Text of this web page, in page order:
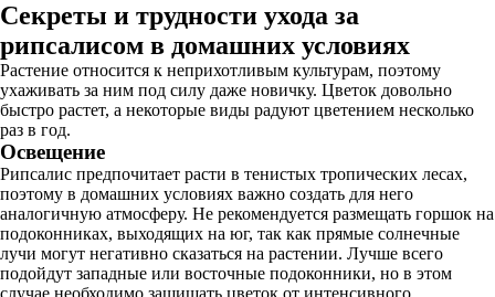
Секреты и трудности ухода за
рипсалисом в домашних условиях
Растение относится к неприхотливым культурам, поэтому
ухаживать за ним под силу даже новичку. Цветок довольно
быстро растет, а некоторые виды радуют цветением несколько
раз в год.
Освещение
Рипсалис предпочитает расти в тенистых тропических лесах,
поэтому в домашних условиях важно создать для него
аналогичную атмосферу. Не рекомендуется размещать горшок на
подоконниках, выходящих на юг, так как прямые солнечные
лучи могут негативно сказаться на растении. Лучше всего
подойдут западные или восточные подоконники, но в этом
случае необходимо защищать цветок от интенсивного